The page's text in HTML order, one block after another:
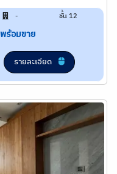
- ชั้น 12
พร้อมขาย
รายละเอียด